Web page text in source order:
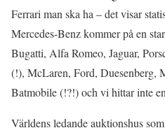
Ferrari man ska ha – det visar
Mercedes-Benz kommer på en
Bugatti, Alfa Romeo, Jaguar,
(!), McLaren, Ford, Duesenberg,
Batmobile (!?!) och vi hittar inte
Världens ledande auktionshus